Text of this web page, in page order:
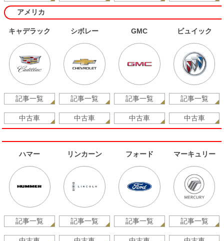
アメリカ
キャデラック
記事一覧
中古車
シボレー
記事一覧
中古車
GMC
記事一覧
中古車
ビュイック
記事一覧
中古車
ハマー
記事一覧
リンカーン
記事一覧
フォード
記事一覧
マーキュリー
記事一覧